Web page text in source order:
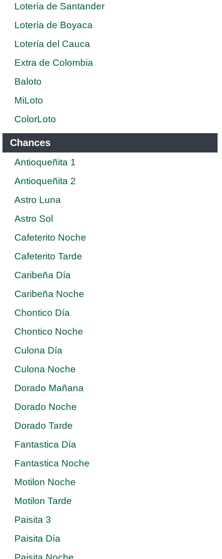
Lotería de Santander
Lotería de Boyaca
Lotería del Cauca
Extra de Colombia
Baloto
MiLoto
ColorLoto
Chances
Antioqueñita 1
Antioqueñita 2
Astro Luna
Astro Sol
Cafeterito Noche
Cafeterito Tarde
Caribeña Día
Caribeña Noche
Chontico Día
Chontico Noche
Culona Día
Culona Noche
Dorado Mañana
Dorado Noche
Dorado Tarde
Fantastica Día
Fantastica Noche
Motilon Noche
Motilon Tarde
Paisita 3
Paisita Día